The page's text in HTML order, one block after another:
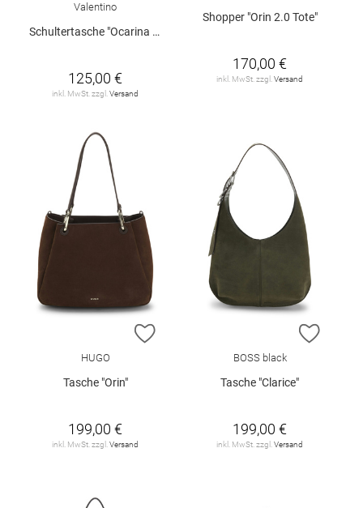
Valentino
Schultertasche "Ocarina Winter"
125,00 €
inkl. MwSt. zzgl. Versand
Shopper "Orin 2.0 Tote"
170,00 €
inkl. MwSt. zzgl. Versand
ZUR WUNSCHLISTE HINZUFÜGEN
HUGO
Tasche "Orin"
199,00 €
inkl. MwSt. zzgl. Versand
ZUR
BOSS black
Tasche "Clarice"
199,00 €
inkl. MwSt. zzgl. Versand